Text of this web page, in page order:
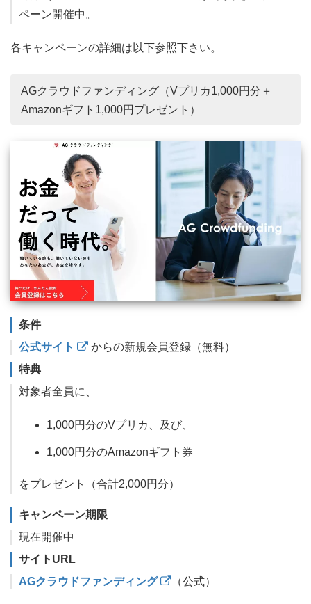
ペーン開催中。
各キャンペーンの詳細は以下参照下さい。
AGクラウドファンディング（Vプリカ1,000円分＋
Amazonギフト1,000円プレゼント）
条件
公式サイト
からの新規会員登録（無料）
特典
対象者全員に、
1,000円分のVプリカ、及び、
1,000円分のAmazonギフト券
をプレゼント（合計2,000円分）
キャンペーン期限
現在開催中
サイトURL
AGクラウドファンディング
（公式）